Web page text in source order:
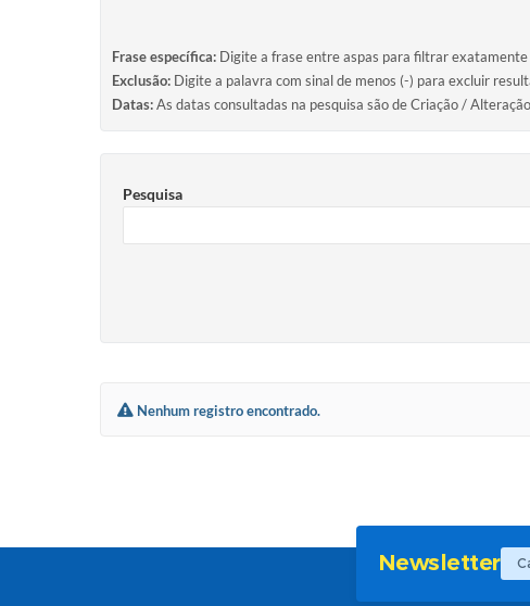
Frase específica: Digite a frase entre aspas para filtrar exatamente
Exclusão: Digite a palavra com sinal de menos (-) para excluir
Datas:As datas consultadas na pesquisa são de Criação /
Pesquisa
Nenhum registro encontrado.
Newsletter